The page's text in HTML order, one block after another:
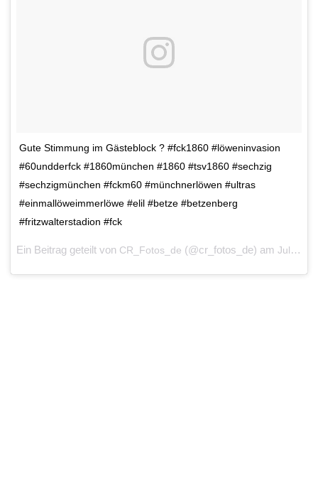
Gute Stimmung im Gästeblock ? #fck1860 #löweninvasion
#60undderfck #1860münchen #1860 #tsv1860 #sechzig
#sechzigmünchen #fckm60 #münchnerlöwen #ultras
#einmallöweimmerlöwe #elil #betze #betzenberg
#fritzwalterstadion #fck
Ein Beitrag geteilt von CR_Fotos_de (@cr_fotos_de) am Jul 28, 2018 um 5:59 PDT